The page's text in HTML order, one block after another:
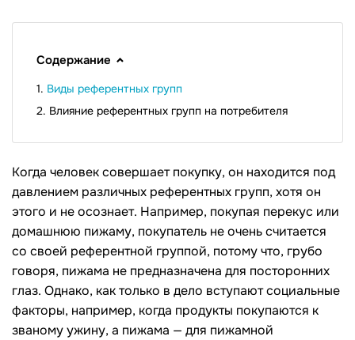
Содержание
Виды референтных групп
Влияние референтных групп на потребителя
Когда человек совершает покупку, он находится под
давлением различных референтных групп, хотя он
этого и не осознает. Например, покупая перекус или
домашнюю пижаму, покупатель не очень считается
со своей референтной группой, потому что, грубо
говоря, пижама не предназначена для посторонних
глаз. Однако, как только в дело вступают социальные
факторы, например, когда продукты покупаются к
званому ужину, а пижама — для пижамной